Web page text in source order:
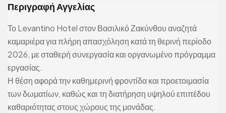
Περιγραφή Αγγελίας
Το Levantino Hotel στον Βασιλικό Ζακύνθου αναζητά
καμαριέρα για πλήρη απασχόληση κατά τη θερινή περίοδο
2026, με σταθερή συνεργασία και οργανωμένο πρόγραμμα
εργασίας.
Η θέση αφορά την καθημερινή φροντίδα και προετοιμασία
των δωματίων, καθώς και τη διατήρηση υψηλού επιπέδου
καθαριότητας στους χώρους της μονάδας.